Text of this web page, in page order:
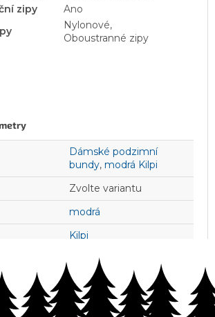
zipy
Ano
Nylonové,
Oboustranné zipy
Dámské podzimní
bundy, modrá Kilpi
Zvolte variantu
modrá
Kilpi